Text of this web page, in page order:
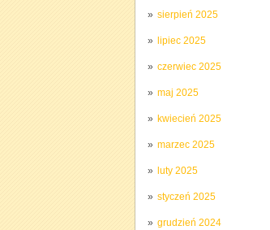
sierpień 2025
lipiec 2025
czerwiec 2025
maj 2025
kwiecień 2025
marzec 2025
luty 2025
styczeń 2025
grudzień 2024